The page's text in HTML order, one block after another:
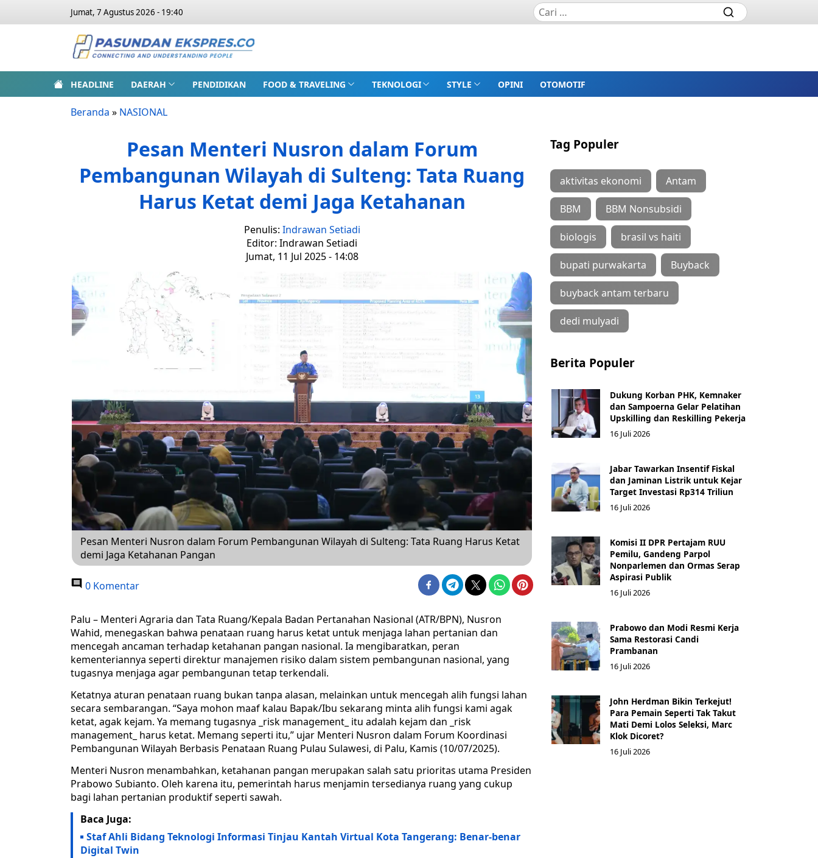
Jumat, 7 Agustus 2026 - 19:40
HEADLINE DAERAH PENDIDIKAN FOOD & TRAVELING TEKNOLOGI STYLE OPINI OTOMOTIF
Beranda » NASIONAL
Pesan Menteri Nusron dalam Forum
Pembangunan Wilayah di Sulteng: Tata Ruang
Harus Ketat demi Jaga Ketahanan
Penulis: Indrawan Setiadi
Editor: Indrawan Setiadi
Jumat, 11 Jul 2025 - 14:08
Pesan Menteri Nusron dalam Forum Pembangunan Wilayah di Sulteng: Tata Ruang Harus Ketat
demi Jaga Ketahanan Pangan
0 Komentar
Palu – Menteri Agraria dan Tata Ruang/Kepala Badan Pertanahan Nasional (ATR/BPN), Nusron
Wahid, menegaskan bahwa penataan ruang harus ketat untuk menjaga lahan pertanian dan
mencegah ancaman terhadap ketahanan pangan nasional. Ia mengibaratkan, peran
kementeriannya seperti direktur manajemen risiko dalam sistem pembangunan nasional, yang
tugasnya menjaga agar pembangunan tetap terkendali.
Ketatnya aturan penataan ruang bukan tanpa alasan, melainkan untuk mencegah alih fungsi lahan
secara sembarangan. “Saya mohon maaf kalau Bapak/Ibu sekarang minta alih fungsi kami agak
ketat, agak kejam. Ya memang tugasnya _risk management_ itu adalah kejam dan _risk
management_ harus ketat. Memang seperti itu,” ujar Menteri Nusron dalam Forum Koordinasi
Pembangunan Wilayah Berbasis Penataan Ruang Pulau Sulawesi, di Palu, Kamis (10/07/2025).
Menteri Nusron menambahkan, ketahanan pangan merupakan salah satu prioritas utama Presiden
Prabowo Subianto. Oleh karena itu, pemerintah harus menjamin tersedianya ruang yang cukup
bagi lahan pertanian produktif seperti sawah.
Baca Juga:
Staf Ahli Bidang Teknologi Informasi Tinjau Kantah Virtual Kota Tangerang: Benar-benar
Digital Twin
Tag Populer
aktivitas ekonomi Antam
BBM BBM Nonsubsidi
biologis brasil vs haiti
bupati purwakarta Buyback
buyback antam terbaru
dedi mulyadi
Berita Populer
Dukung Korban PHK, Kemnaker
dan Sampoerna Gelar Pelatihan
Upskilling dan Reskilling Pekerja
16 Juli 2026
Jabar Tawarkan Insentif Fiskal
dan Jaminan Listrik untuk Kejar
Target Investasi Rp314 Triliun
16 Juli 2026
Komisi II DPR Pertajam RUU
Pemilu, Gandeng Parpol
Nonparlemen dan Ormas Serap
Aspirasi Publik
16 Juli 2026
Prabowo dan Modi Resmi Kerja
Sama Restorasi Candi
Prambanan
16 Juli 2026
John Herdman Bikin Terkejut!
Para Pemain Seperti Tak Takut
Mati Demi Lolos Seleksi, Marc
Klok Dicoret?
16 Juli 2026